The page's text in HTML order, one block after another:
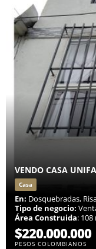
VENDO CASA
Casa
En: Dosquebradas,
Tipo de negocio:
Área Construida: 108
$220.000.000
PESOS COLOMBIANOS